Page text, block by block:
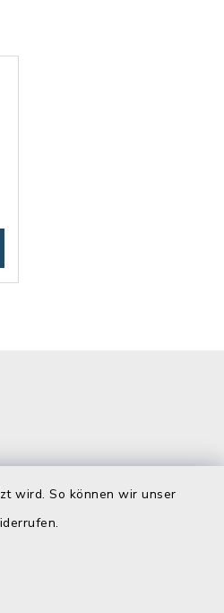
wird. So können wir unser